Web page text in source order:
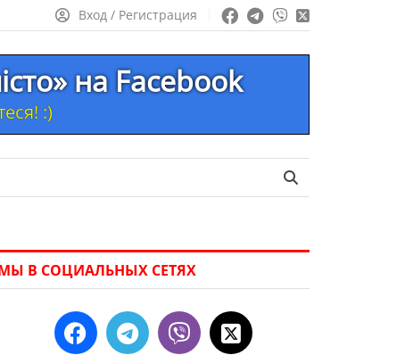
Вход / Регистрация
на Facebook
:)
В СОЦИАЛЬНЫХ СЕТЯХ